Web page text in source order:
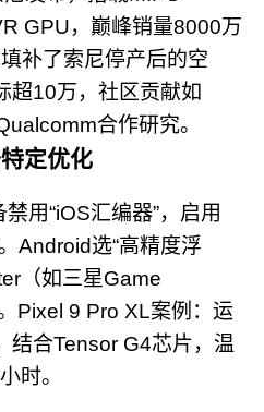
GPU，巅峰销量8000万
补了索尼停产后的空
超10万，社区贡献如
合作研究。
定优化
用“iOS汇编器”，启用
Android选“高精度浮
（如三星Game
Pixel 9 Pro XL案例：运
结合Tensor G4芯片，温
时。